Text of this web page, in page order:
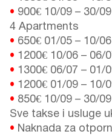
• 900€ 10/09 – 30/09
4 Apartments
• 650€ 01/05 – 10/06
• 1200€ 10/06 – 06/
• 1300€ 06/07 – 01/
• 1200€ 01/09 – 10/
• 850€ 10/09 – 30/09
Sve takse i usluge
• Naknada za